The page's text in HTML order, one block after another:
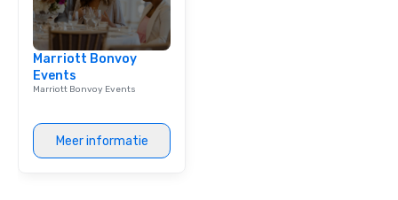
Marriott Bonvoy
Events
Marriott Bonvoy Events
Meer informatie